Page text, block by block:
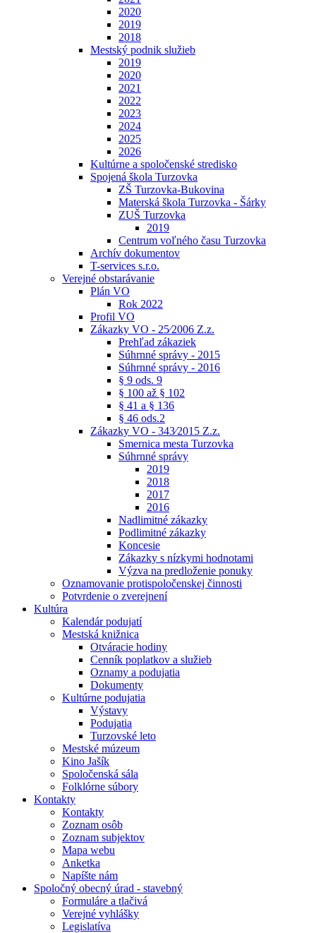
2020
2019
2018
Mestský podnik služieb
2019
2020
2021
2022
2023
2024
2025
2026
Kultúrne a spoločenské stredisko
Spojená škola Turzovka
ZŠ Turzovka-Bukovina
Materská škola Turzovka - Šárky
ZUŠ Turzovka
2019
Centrum voľného času Turzovka
Archív dokumentov
T-services s.r.o.
Verejné obstarávanie
Plán VO
Rok 2022
Profil VO
Zákazky VO - 25⁄2006 Z.z.
Prehľad zákaziek
Súhrnné správy - 2015
Súhrnné správy - 2016
§ 9 ods. 9
§ 100 až § 102
§ 41 a § 136
§ 46 ods.2
Zákazky VO - 343⁄2015 Z.z.
Smernica mesta Turzovka
Súhrnné správy
2019
2018
2017
2016
Nadlimitné zákazky
Podlimitné zákazky
Koncesie
Zákazky s nízkymi hodnotami
Výzva na predloženie ponuky
Oznamovanie protispoločenskej činnosti
Potvrdenie o zverejnení
Kultúra
Kalendár podujatí
Mestská knižnica
Otváracie hodiny
Cenník poplatkov a služieb
Oznamy a podujatia
Dokumenty
Kultúrne podujatia
Výstavy
Podujatia
Turzovské leto
Mestské múzeum
Kino Jašík
Spoločenská sála
Folklórne súbory
Kontakty
Kontakty
Zoznam osôb
Zoznam subjektov
Mapa webu
Anketka
Napíšte nám
Spoločný obecný úrad - stavebný
Formuláre a tlačivá
Verejné vyhlášky
Legislatíva